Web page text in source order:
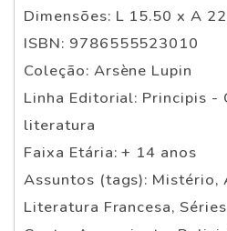
Dimensões: L 15.50 x A
ISBN: 9786555523010
Coleção: Arsène Lupin
Linha Editorial: Principis -
literatura
Faixa Etária: + 14 anos
Assuntos (tags): Mistério,
Literatura Francesa,